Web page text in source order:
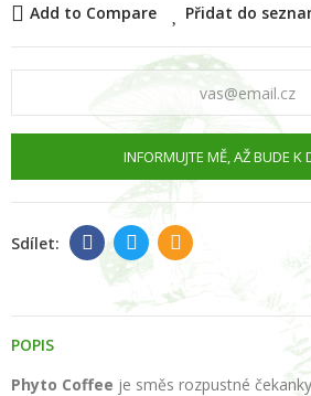
Add to Compare
Přidat do
INFORMUJTE MĚ, AŽ BUDE K
POPIS
Phyto Coffee je směs rozpustné